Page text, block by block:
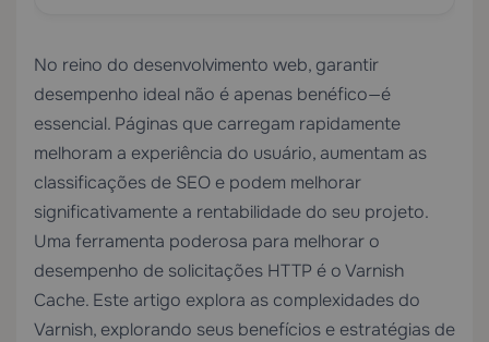
No reino do desenvolvimento web, garantir
desempenho ideal não é apenas benéfico—é
essencial. Páginas que carregam rapidamente
melhoram a experiência do usuário, aumentam as
classificações de SEO e podem melhorar
significativamente a rentabilidade do seu projeto.
Uma ferramenta poderosa para melhorar o
desempenho de solicitações HTTP é o Varnish
Cache. Este artigo explora as complexidades do
Varnish, explorando seus benefícios e estratégias de